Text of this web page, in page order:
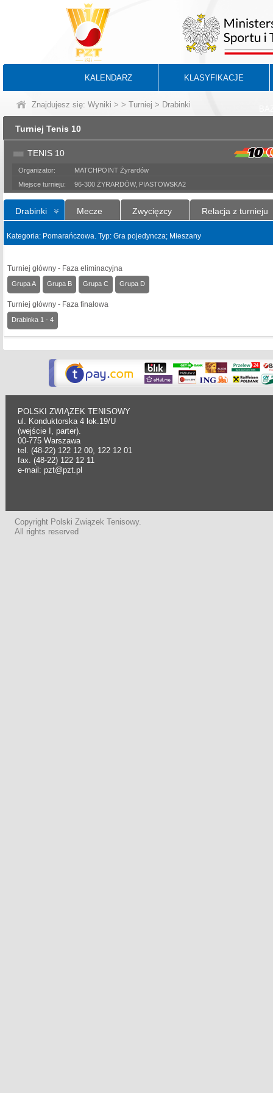
KALENDARZ KLASYFIKACJE
Znajdujesz się: Wyniki > > Turniej > Drabinki
Turniej Tenis 10
TENIS 10
Organizator:
MATCHPOINT Żyrardów
Miejsce turnieju:
96-300 ŻYRARDÓW, PIASTOWSKA2
Drabinki Mecze Zwycięzcy Relacja z turnieju
Kategoria: Pomarańczowa. Typ: Gra pojedyncza; Mieszany
Turniej główny - Faza eliminacyjna
Grupa A Grupa B Grupa C Grupa D
Turniej główny - Faza finałowa
Drabinka 1 - 4
POLSKI ZWIĄZEK TENISOWY
ul. Konduktorska 4 lok.19/U
(wejście I, parter).
00-775 Warszawa
tel. (48-22) 122 12 00, 122 12 01
fax. (48-22) 122 12 11
e-mail: pzt@pzt.pl
Copyright Polski Związek Tenisowy.
All rights reserved